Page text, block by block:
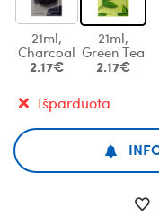
21ml,
Charcoal
2.17€
21ml,
Green Tea
2.17€
Išparduota